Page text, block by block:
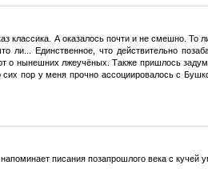
классика. А оказалось почти и не смешно.
ли... Единственное, что действительно
о нынешних лжеучёных. Также пришлось
сих пор у меня прочно ассоциировалось с
писания позапрошлого века с